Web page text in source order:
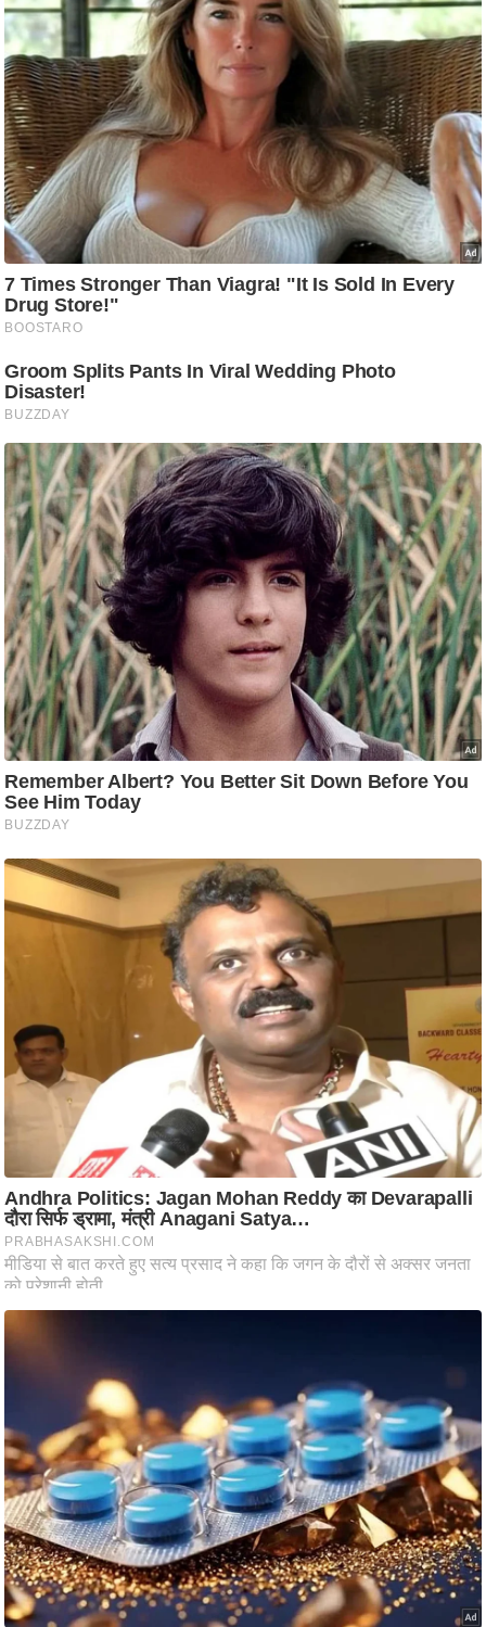
g
N
e
w
s
ला
इ
फ
स्टा
इ
ल
टे
लॉ
जी
ब्यू
टी
/
फै
श
न
घ
रे
लू
नु
स्खे
र्य
ट
न
स्थ
ल
स
मं
त्रा
श
न
शि
प
रा
श्ले
ष
ण
स
म
सा
म